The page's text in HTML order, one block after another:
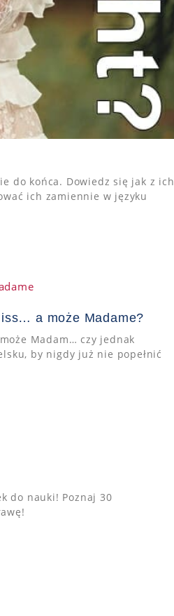
do końca. Dowiedz się jak z ich
ich zamiennie w języku
a może Madame?
Madam… czy jednak
by nigdy już nie popełnić
do nauki! Poznaj 30